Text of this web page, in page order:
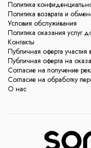
Политика
Политика возврата и
Условия обслуживания
Политика оказания услуг
Контакты
Публичная оферта участия
Публичная оферта на
Согласие на получение
Согласие на обработку
О нас